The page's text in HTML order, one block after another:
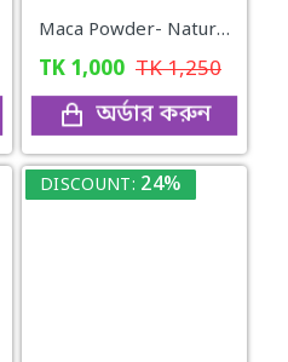
Maca Powder- Naturya Organic
TK 1,000 TK1,250
অর্ডার করুন
DISCOUNT: 24%